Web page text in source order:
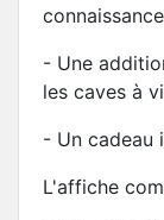
- Une
les caves à
- Un cadeau
L'affiche